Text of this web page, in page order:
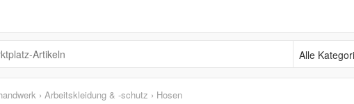
Alle Kategorien
› Arbeitskleidung & -schutz › Hosen